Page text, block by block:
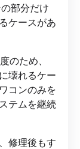
部分だけ
ケースがあ
のため、
壊れるケー
コンのみを
テムを継続
修理後もす